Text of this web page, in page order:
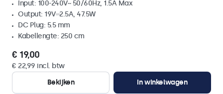
Input: 100-240V~ 50/60Hz, 1.5A Max
Output: 19V⎓2.5A, 47.5W
DC Plug: 5.5 mm
Kabellengte: 250 cm
€ 19,00
€ 22,99 incl. btw
Bekijken
In winkelwagen